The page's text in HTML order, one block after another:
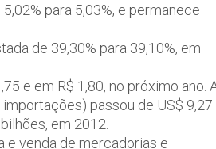
para 5,03%, e permanece
de 39,30% para 39,10%, em
e em R$ 1,80, no próximo ano.
passou de US$ 9,27
em 2012.
venda de mercadorias e